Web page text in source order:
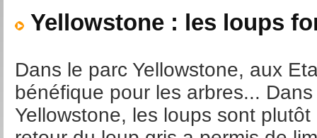
Yellowstone : les loups
Dans le parc Yellowstone, aux
bénéfique pour les arbres...
Yellowstone, les loups sont